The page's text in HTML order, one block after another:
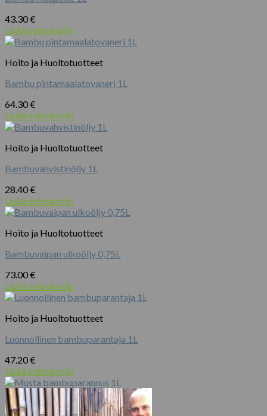
43.30€
Lisää ostoskoriin
Hoito ja Huoltotuotteet
Bambu pintamaalatovaneri 1L
64.30€
Lisää ostoskoriin
Hoito ja Huoltotuotteet
Bambuvahvistinöljy 1L
28.40€
Lisää ostoskoriin
Hoito ja Huoltotuotteet
Bambuvaipan ulkoöljy 0,75L
73.00€
Lisää ostoskoriin
Hoito ja Huoltotuotteet
Luonnollinen bambuparantaja 1L
47.20€
Lisää ostoskoriin